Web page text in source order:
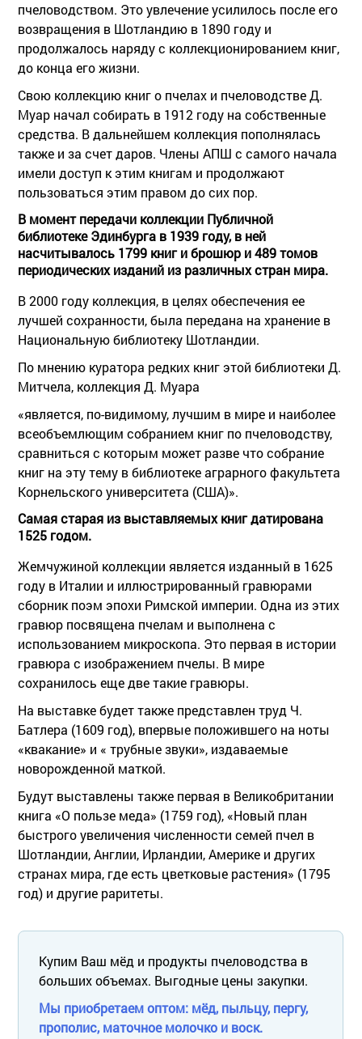
пчеловодством. Это увлечение усилилось после его
возвращения в Шотландию в 1890 году и
продолжалось наряду с коллекционированием книг,
до конца его жизни.
Свою коллекцию книг о пчелах и пчеловодстве Д.
Муар начал собирать в 1912 году на собственные
средства. В дальнейшем коллекция пополнялась
также и за счет даров. Члены АПШ с самого начала
имели доступ к этим книгам и продолжают
пользоваться этим правом до сих пор.
В момент передачи коллекции Публичной
библиотеке Эдинбурга в 1939 году, в ней
насчитывалось 1799 книг и брошюр и 489 томов
периодических изданий из различных стран мира.
В 2000 году коллекция, в целях обеспечения ее
лучшей сохранности, была передана на хранение в
Национальную библиотеку Шотландии.
По мнению куратора редких книг этой библиотеки Д.
Митчела, коллекция Д. Муара
«является, по-видимому, лучшим в мире и наиболее
всеобъемлющим собранием книг по пчеловодству,
сравниться с которым может разве что собрание
книг на эту тему в библиотеке аграрного факультета
Корнельского университета (США)».
Самая старая из выставляемых книг датирована
1525 годом.
Жемчужиной коллекции является изданный в 1625
году в Италии и иллюстрированный гравюрами
сборник поэм эпохи Римской империи. Одна из этих
гравюр посвящена пчелам и выполнена с
использованием микроскопа. Это первая в истории
гравюра с изображением пчелы. В мире
сохранилось еще две такие гравюры.
На выставке будет также представлен труд Ч.
Батлера (1609 год), впервые положившего на ноты
«квакание» и « трубные звуки», издаваемые
новорожденной маткой.
Будут выставлены также первая в Великобритании
книга «О пользе меда» (1759 год), «Новый план
быстрого увеличения численности семей пчел в
Шотландии, Англии, Ирландии, Америке и других
странах мира, где есть цветковые растения» (1795
год) и другие раритеты.
Купим Ваш мёд и продукты пчеловодства в
больших объемах. Выгодные цены закупки.
Мы приобретаем оптом: мёд, пыльцу, пергу,
прополис, маточное молочко и воск.